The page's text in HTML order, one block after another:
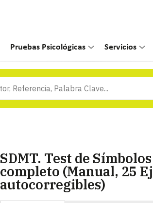
Pruebas Psicológicas Servicios
SDMT. Test de
completo (Manual, 25
autocorregibles)